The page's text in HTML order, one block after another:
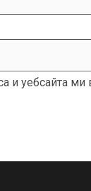
и уебсайта